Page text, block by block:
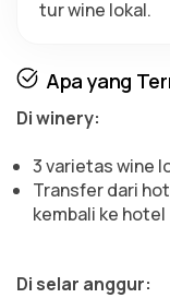
tur wine lokal.
Apa yang
Di winery:
3 varietas wine
Transfer dari
kembali ke hotel
Di selar anggur: